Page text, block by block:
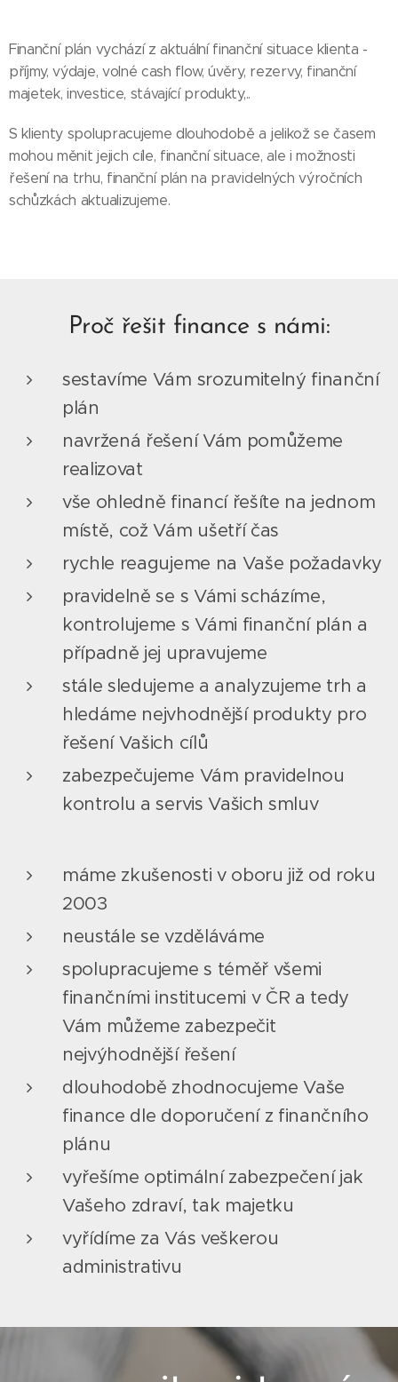
Finanční plán vychází z aktuální finanční situace klienta -
příjmy, výdaje, volné cash flow, úvěry, rezervy, finanční
majetek, investice, stávající produkty,..
S klienty spolupracujeme dlouhodobě a jelikož se časem
mohou měnit jejich cíle, finanční situace, ale i možnosti
řešení na trhu, finanční plán na pravidelných výročních
schůzkách aktualizujeme.
Proč řešit finance s námi:
sestavíme Vám srozumitelný finanční
plán
navržená řešení Vám pomůžeme
realizovat
vše ohledně financí řešíte na jednom
místě, což Vám ušetří čas
rychle reagujeme na Vaše požadavky
pravidelně se s Vámi scházíme,
kontrolujeme s Vámi finanční plán a
případně jej upravujeme
stále sledujeme a analyzujeme trh a
hledáme nejvhodnější produkty pro
řešení Vašich cílů
zabezpečujeme Vám pravidelnou
kontrolu a servis Vašich smluv
máme zkušenosti v oboru již od roku
2003
neustále se vzděláváme
spolupracujeme s téměř všemi
finančními institucemi v ČR a tedy
Vám můžeme zabezpečit
nejvýhodnější řešení
dlouhodobě zhodnocujeme Vaše
finance dle doporučení z finančního
plánu
vyřešíme optimální zabezpečení jak
Vašeho zdraví, tak majetku
vyřídíme za Vás veškerou
administrativu